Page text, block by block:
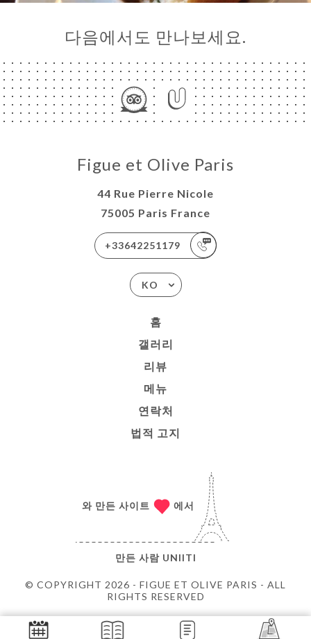
다음에서도 만나보세요.
Figue et Olive Paris
44 Rue Pierre Nicole
75005 Paris France
+33642251179
KO
홈
갤러리
리뷰
메뉴
연락처
법적 고지
© COPYRIGHT 2026 - FIGUE ET OLIVE PARIS - ALL
RIGHTS RESERVED
와 만든 사이트 에서
만든 사람 UNIITI